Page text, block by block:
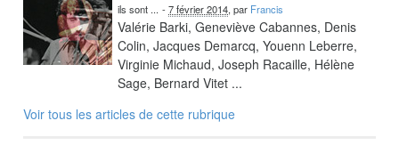
ils sont ... -7 février 2014, par Francis
Valérie Barki, Geneviève Cabannes, Denis
Colin, Jacques Demarcq, Youenn Leberre,
Virginie Michaud, Joseph Racaille, Hélène
Sage, Bernard Vitet ...
Voir tous les articles de cette rubrique